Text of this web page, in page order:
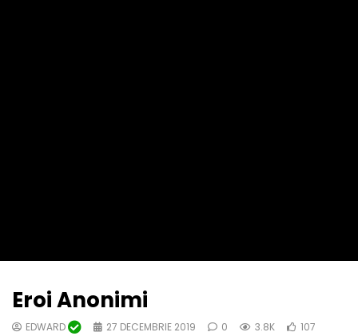
Eroi Anonimi
EDWARD 27 DECEMBRIE 2019 0 3.8K
107